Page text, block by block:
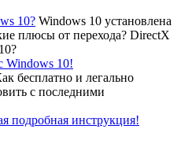
10? Windows 10 установлена
плюсы от перехода? DirectX
бесплатно и легально
с последними